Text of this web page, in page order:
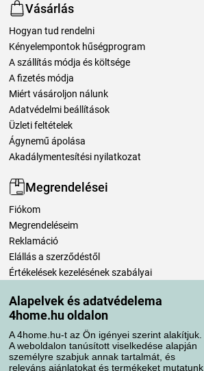
Alapelvek és adatvédelema
4home.hu oldalon
A 4home.hu-t az Ön igényei szerint alakítjuk.
A weboldalon tanúsított viselkedése alapján
személyre szabjuk annak tartalmát, és
releváns ajánlatokat és termékeket mutatunk
Vásárlás
Hogyan tud rendelni
Kényelempontok hűségprogram
A szállítás módja és költsége
A fizetés módja
Miért vásároljon nálunk
Adatvédelmi beállítások
Üzleti feltételek
Ágynemű ápolása
Akadálymentesítési nyilatkozat
Megrendelései
Fiókom
Megrendeléseim
Reklamáció
Elállás a szerződéstől
Értékelések kezelésének szabályai
Szállítási módok
Fizetési módok